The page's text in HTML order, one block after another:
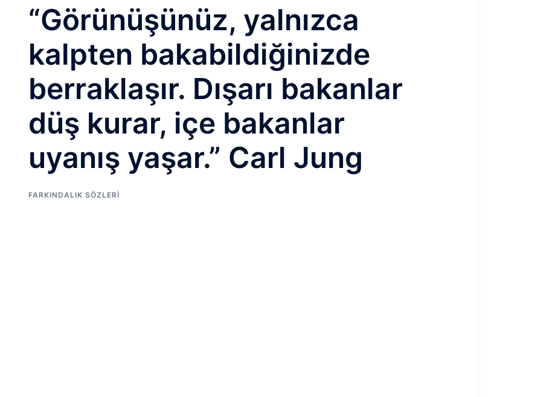
“Görünüşünüz, yalnızca
kalpten bakabildiğinizde
berraklaşır. Dışarı bakanlar
düş kurar, içe bakanlar
uyanış yaşar.” Carl Jung
FARKINDALIK SÖZLERI